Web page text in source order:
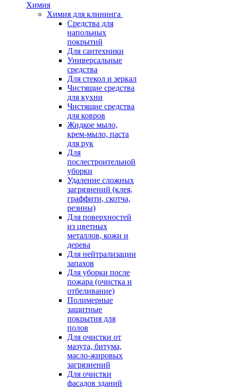
Химия
Химия для клининга
Средства для
напольных
покрытий
Для сантехники
Универсальные
средства
Для стекол и зеркал
Чистящие средства
для кухни
Чистящие средства
для ковров
Жидкое мыло,
крем-мыло, паста
для рук
Для
послестроительной
уборки
Удаление сложных
загрязнений (клея,
граффити, скотча,
резины)
Для поверхностей
из цветных
металлов, кожи и
дерева
Для нейтрализации
запахов
Для уборки после
пожара (очистка и
отбеливание)
Полимерные
защитные
покрытия для
полов
Для очистки от
мазута, битума,
масло-жировых
загрязнений
Для очистки
фасадов зданий